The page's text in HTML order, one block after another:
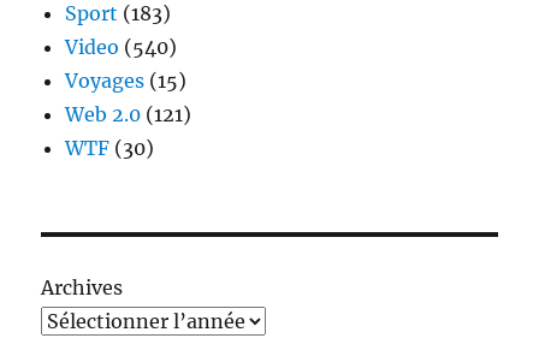
Sport (183)
Video (540)
Voyages (15)
Web 2.0 (121)
WTF (30)
Archives